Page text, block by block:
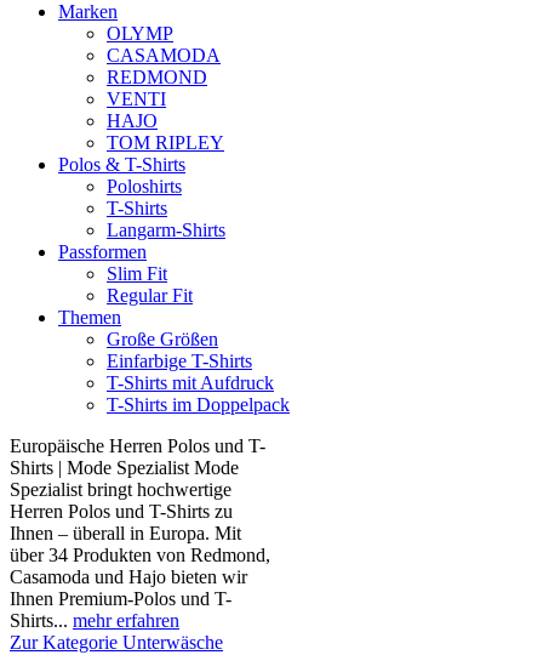
Marken
OLYMP
CASAMODA
REDMOND
VENTI
HAJO
TOM RIPLEY
Polos & T-Shirts
Poloshirts
T-Shirts
Langarm-Shirts
Passformen
Slim Fit
Regular Fit
Themen
Große Größen
Einfarbige T-Shirts
T-Shirts mit Aufdruck
T-Shirts im Doppelpack
Europäische Herren Polos und T-
Shirts | Mode Spezialist Mode
Spezialist bringt hochwertige
Herren Polos und T-Shirts zu
Ihnen – überall in Europa. Mit
über 34 Produkten von Redmond,
Casamoda und Hajo bieten wir
Ihnen Premium-Polos und T-
Shirts... mehr erfahren
Zur Kategorie Unterwäsche